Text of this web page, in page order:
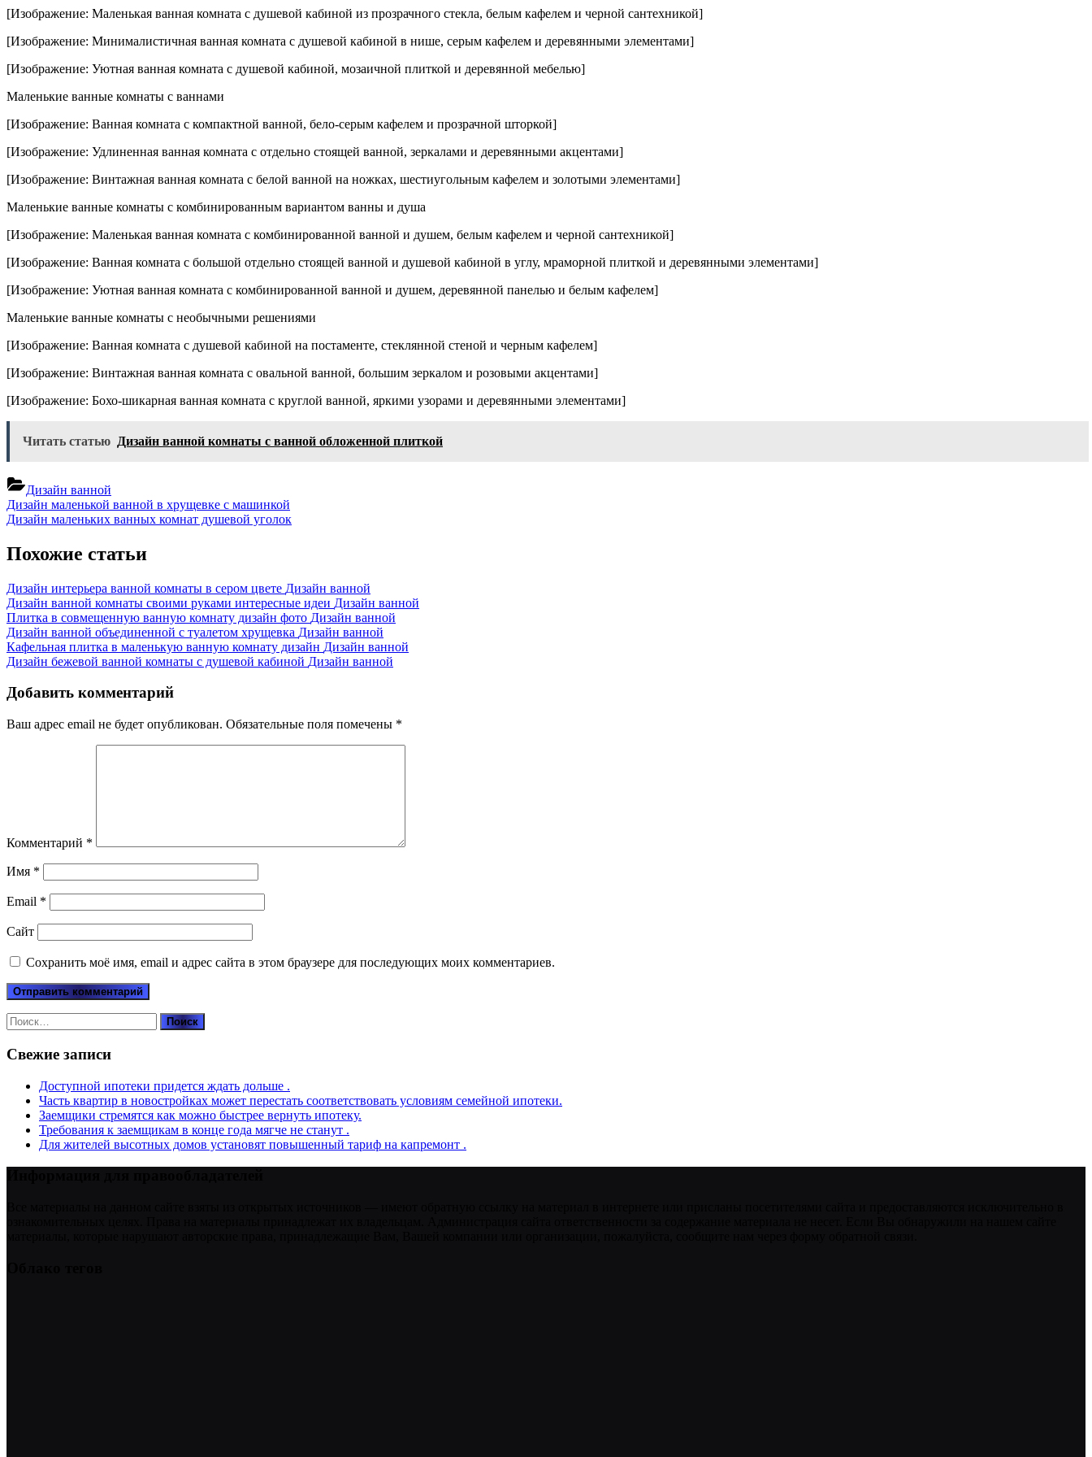
ванных
комнат
с
[Изображение: Маленькая ванная комната с душевой кабиной из прозрачного стекла, белым кафелем и черной сантехникой]
[Изображение: Минималистичная ванная комната с душевой кабиной в нише, серым кафелем и деревянными элементами]
[Изображение: Уютная ванная комната с душевой кабиной, мозаичной плиткой и деревянной мебелью]
Маленькие ванные комнаты с ваннами
[Изображение: Ванная комната с компактной ванной, бело-серым кафелем и прозрачной шторкой]
[Изображение: Удлиненная ванная комната с отдельно стоящей ванной, зеркалами и деревянными акцентами]
[Изображение: Винтажная ванная комната с белой ванной на ножках, шестиугольным кафелем и золотыми элементами]
Маленькие ванные комнаты с комбинированным вариантом ванны и душа
[Изображение: Маленькая ванная комната с комбинированной ванной и душем, белым кафелем и черной сантехникой]
[Изображение: Ванная комната с большой отдельно стоящей ванной и душевой кабиной в углу, мраморной плиткой и деревянными элементами]
[Изображение: Уютная ванная комната с комбинированной ванной и душем, деревянной панелью и белым кафелем]
Маленькие ванные комнаты с необычными решениями
[Изображение: Ванная комната с душевой кабиной на постаменте, стеклянной стеной и черным кафелем]
[Изображение: Винтажная ванная комната с овальной ванной, большим зеркалом и розовыми акцентами]
[Изображение: Бохо-шикарная ванная комната с круглой ванной, яркими узорами и деревянными элементами]
Читать статью Дизайн ванной комнаты с ванной обложенной плиткой
Дизайн ванной
Навигация
по
записям
Previous
Post:
Дизайн маленькой ванной в хрущевке с машинкой
Next
Дизайн маленьких ванных комнат душевой уголок
Похожие статьи
Дизайн интерьера ванной комнаты в сером цвете Дизайн ванной
Дизайн ванной комнаты своими руками интересные идеи Дизайн ванной
Плитка в совмещенную ванную комнату дизайн фото Дизайн ванной
Дизайн ванной объединенной с туалетом хрущевка Дизайн ванной
Кафельная плитка в маленькую ванную комнату дизайн Дизайн ванной
Дизайн бежевой ванной комнаты с душевой кабиной Дизайн ванной
Добавить комментарий
Ваш адрес email не будет опубликован. Обязательные поля помечены *
Комментарий *
Имя *
Email *
Сайт
Сохранить моё имя, email и адрес сайта в этом браузере для последующих моих комментариев.
Найти:
Свежие записи
Доступной ипотеки придется ждать дольше .
Часть квартир в новостройках может перестать соответствовать условиям семейной ипотеки.
Заемщики стремятся как можно быстрее вернуть ипотеку.
Требования к заемщикам в конце года мягче не станут .
Для жителей высотных домов установят повышенный тариф на капремонт .